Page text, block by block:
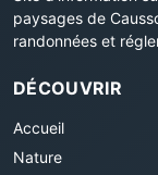
paysages de
randonnées et
DÉCOUVRIR
Accueil
Nature